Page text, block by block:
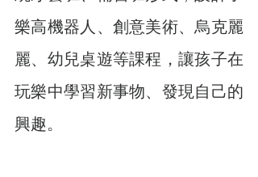
樂高機器人、創意美術、烏克麗
麗、幼兒桌遊等課程，讓孩子在
玩樂中學習新事物、發現自己的
興趣。